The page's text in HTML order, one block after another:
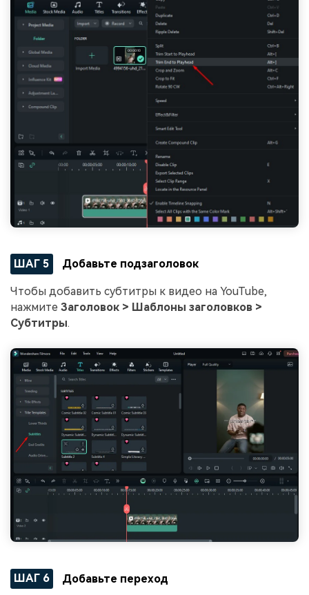
ШАГ 5 Добавьте подзаголовок
Чтобы добавить субтитры к видео на YouTube,
нажмите Заголовок > Шаблоны заголовков >
Субтитры.
ШАГ 6 Добавьте переход